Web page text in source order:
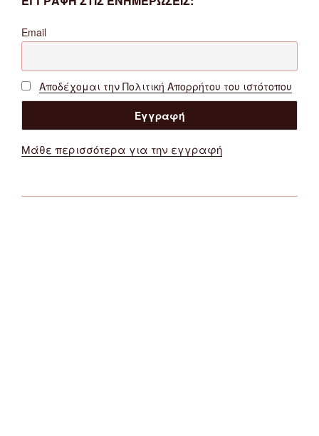
Email
Αποδέχομαι την Πολιτική Απορρήτου του ιστότοπου
Μάθε περισσότερα για την εγγραφή